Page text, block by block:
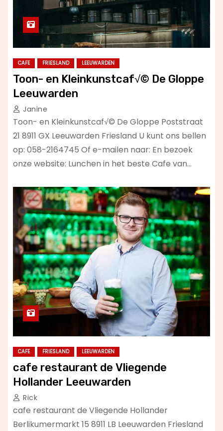
CAFE FRIESLAND LEEUWARDEN
Toon- en Kleinkunstcaf√© De Gloppe
Leeuwarden
Janine
Toon- en Kleinkunstcaf√© De Gloppe Poststraat
21 8911 GX Leeuwarden Friesland U kunt ons bellen
op: 058-2164745 Of e-mailen naar: En bezoek
onze website: Lunchen in het beste Cafe van…
CAFE FRIESLAND LEEUWARDEN
cafe restaurant de Vliegende
Hollander Leeuwarden
Rick
cafe restaurant de Vliegende Hollander
Berlikumermarkt 15 8911 LB Leeuwarden Friesland